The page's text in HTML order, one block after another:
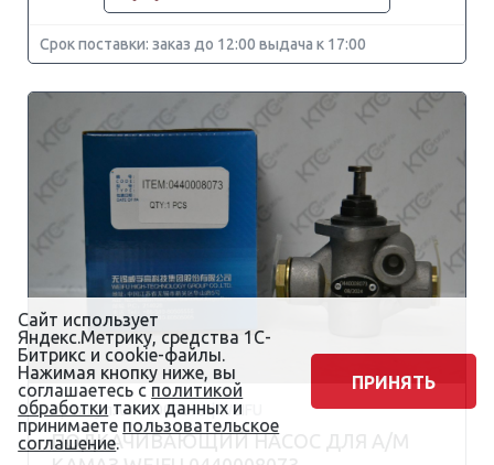
Срок поставки: заказ до 12:00 выдача к 17:00
Артикул: 0440008073 | WEIFU
ПОДКАЧИВАЮЩИЙ НАСОС ДЛЯ А/М
Сайт использует
Яндекс.Метрику, средства 1С-
Битрикс и cookie-файлы.
Нажимая кнопку ниже, вы
соглашаетесь с политикой
обработки таких данных и
принимаете пользовательское
соглашение.
ПРИНЯТЬ